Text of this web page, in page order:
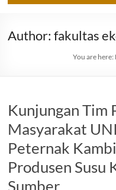
Universitas
Author:fakultas
You are here:
Kunjungan Tim
Masyarakat
Peternak
Produsen Susu
Sumber